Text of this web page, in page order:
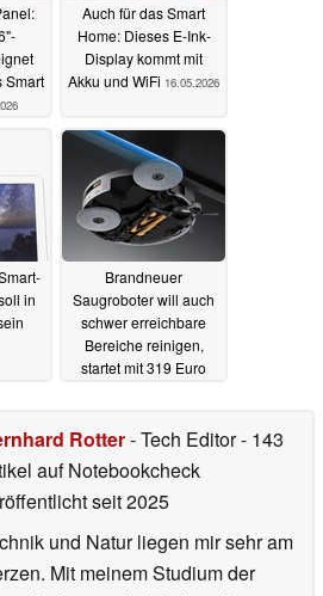
Smart
Auch für das Smart
Home: Dieses E-Ink-
Display kommt mit
Akku und WiFi 16.05.2026
in
Brandneuer
Saugroboter will auch
schwer erreichbare
Bereiche reinigen,
startet mit 319 Euro
Rotter- Tech Editor- 143
auf Notebookcheck
seit 2025
und Natur liegen mir sehr am
Mit meinem Studium der